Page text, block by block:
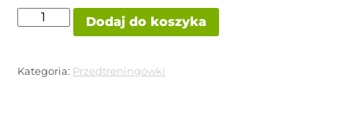
ilość
PSYCHOTIC
LABZ
Dodaj do koszyka
Kategoria: Przedtreningówki